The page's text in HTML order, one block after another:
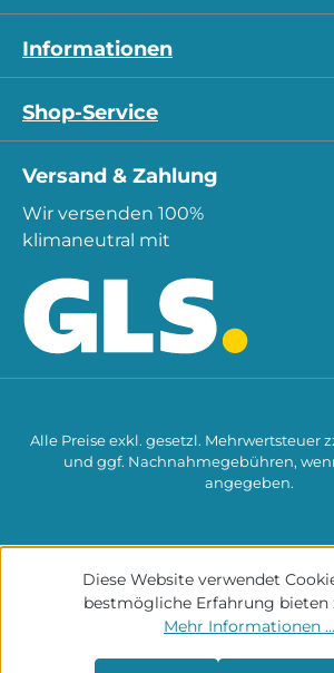
Informationen
Shop-Service
Versand & Zahlung
Wir versenden 100%
klimaneutral mit
Alle Preise exkl. gesetzl. Mehrwertsteuer
und ggf. Nachnahmegebühren,
angegeben.
Diese Website verwendet
bestmögliche Erfahrung bieten
Mehr Informationen ...